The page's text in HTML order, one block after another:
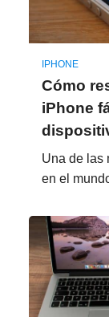
IPHONE
Cómo
iPhone
Una de las
en el